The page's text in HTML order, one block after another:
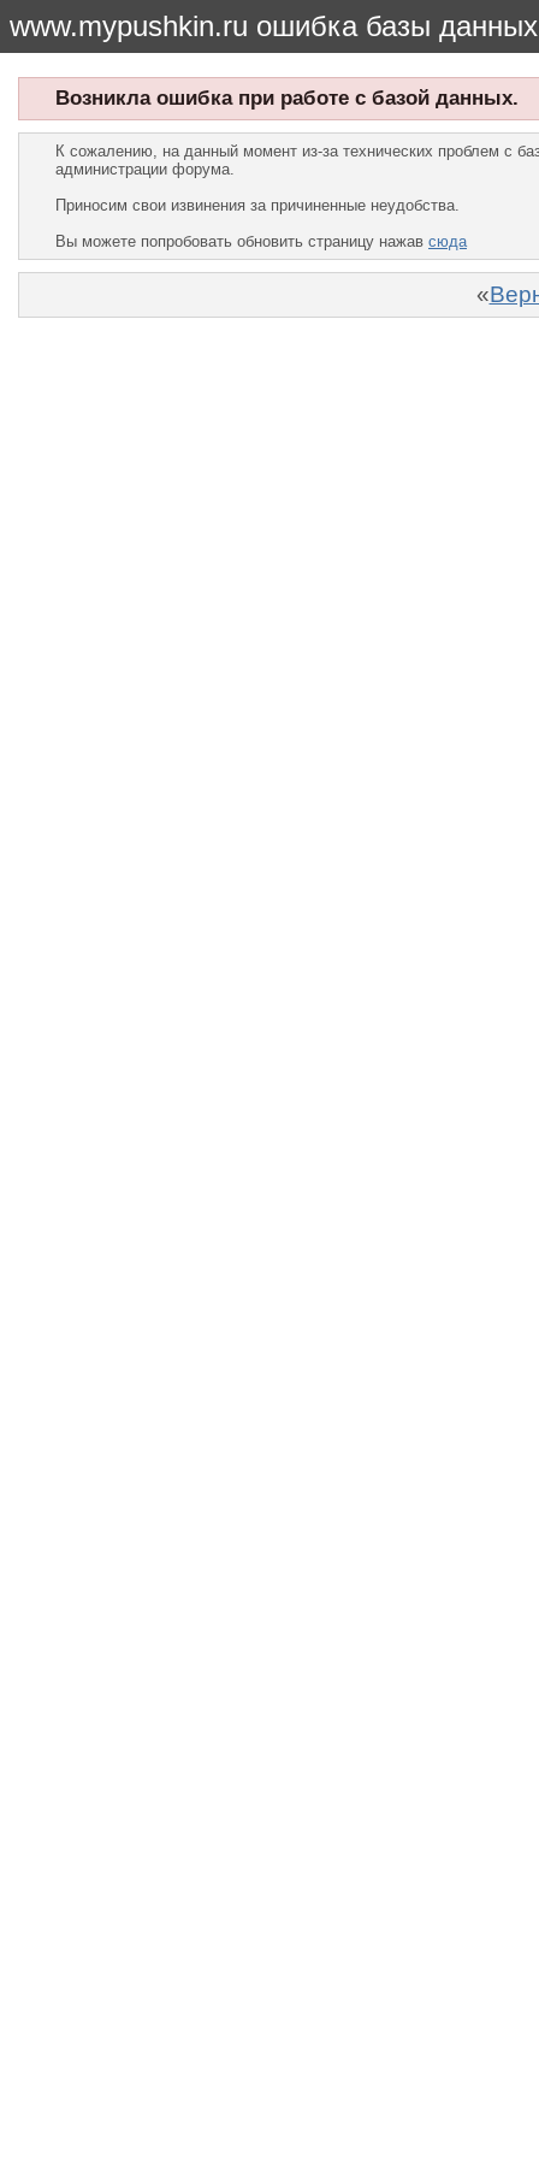
www.mypushkin.ru ошибка базы данных
Возникла ошибка при работе с базой данных.
К сожалению, на данный момент из-за технических проблем с
администрации форума.
Приносим свои извинения за причиненные неудобства.
Вы можете попробовать обновить страницу нажав сюда
«